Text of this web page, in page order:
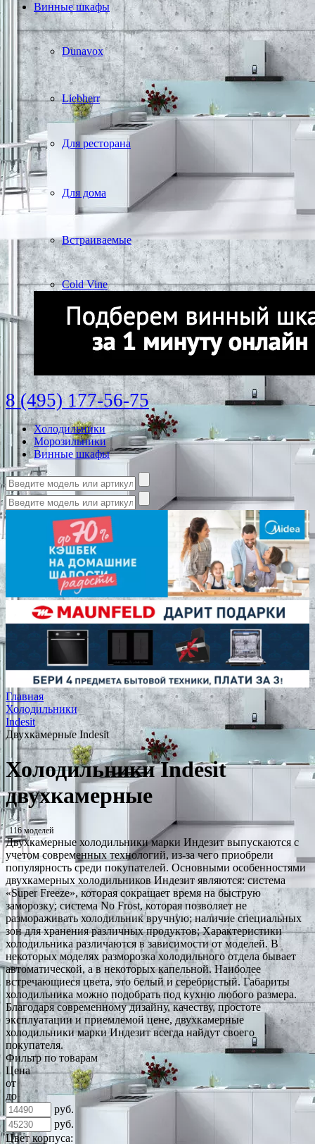
Винные шкафы
Dunavox
Liebherr
Для ресторана
Для дома
Встраиваемые
Cold Vine
8 (495) 177-56-75
Холодильники
Морозильники
Винные шкафы
Главная
Холодильники
Indesit
Двухкамерные Indesit
Холодильники Indesit
двухкамерные
116 моделей
Двухкамерные холодильники марки Индезит выпускаются с
учетом современных технологий, из-за чего приобрели
популярность среди покупателей. Основными особенностями
двухкамерных холодильников Индезит являются: система
«Super Freeze», которая сокращает время на быструю
заморозку; система No Frost, которая позволяет не
размораживать холодильник вручную; наличие специальных
зон для хранения различных продуктов; Характеристики
холодильника различаются в зависимости от моделей. В
некоторых моделях разморозка холодильного отдела бывает
автоматической, а в некоторых капельной. Наиболее
встречающиеся цвета, это белый и серебристый. Габариты
холодильника можно подобрать под кухню любого размера.
Благодаря современному дизайну, качеству, простоте
эксплуатации и приемлемой цене, двухкамерные
холодильники марки Индезит всегда найдут своего
покупателя.
Фильтр по товарам
Цена
от
до
руб.
руб.
Цвет корпуса: